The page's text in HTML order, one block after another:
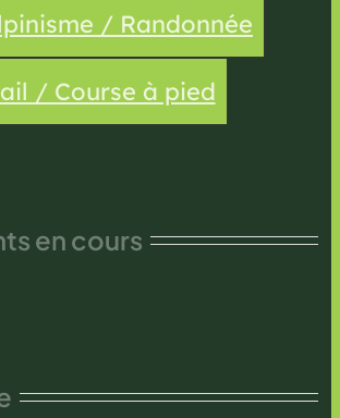
/ Randonnée
/ Course à pied
en cours